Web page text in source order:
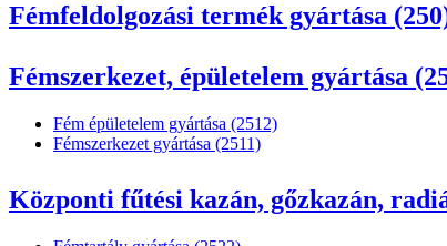
Fémfeldolgozási termék gyártása
Fémszerkezet, épületelem gyártása
Fém épületelem gyártása (2512)
Fémszerkezet gyártása (2511)
Központi fűtési kazán, gőzkazán,